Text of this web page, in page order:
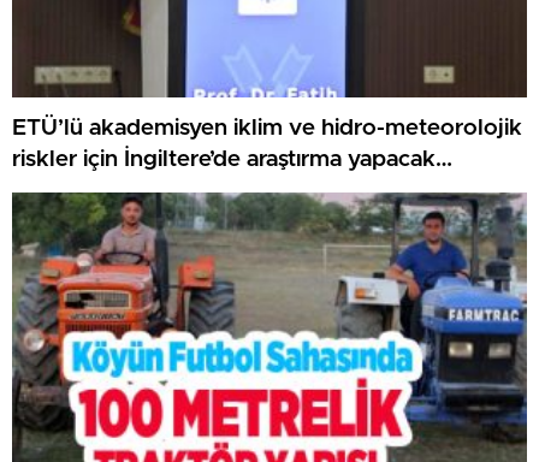
ETÜ’lü akademisyen iklim ve hidro-meteorolojik
riskler için İngiltere’de araştırma yapacak…